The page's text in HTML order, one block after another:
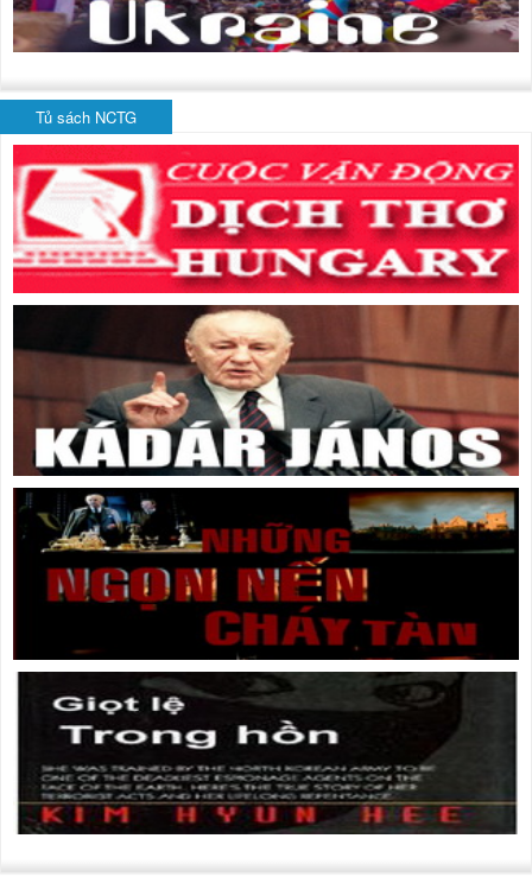
Tủ sách NCTG